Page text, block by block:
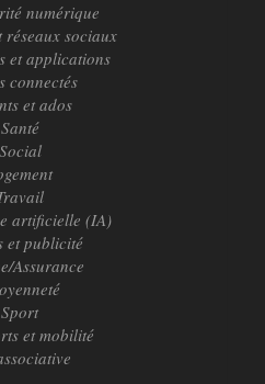
numérique
réseaux sociaux
et applications
connectés
et ados
Santé
Social
artificielle (IA)
et publicité
Assurance
Sport
et mobilité